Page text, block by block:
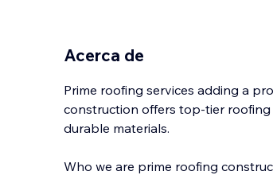
Acerca de
Prime roofing services adding a
construction offers top-tier
durable materials.
Who we are prime roofing